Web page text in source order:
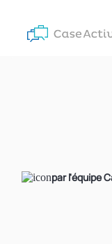
par l'équipe